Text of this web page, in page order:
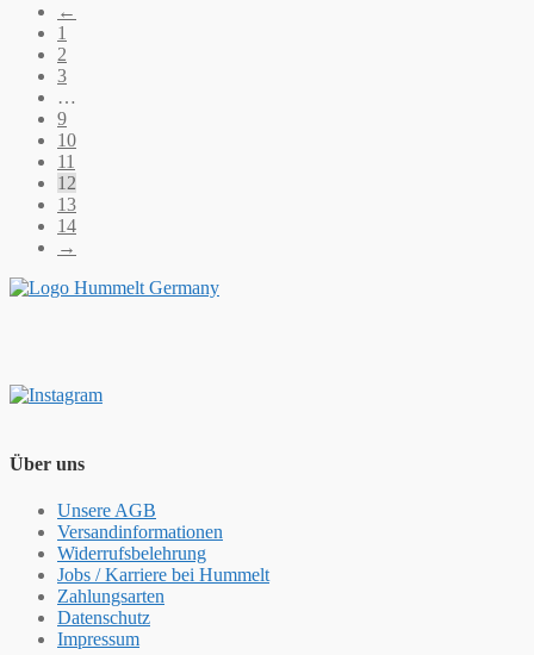
←
1
2
3
…
9
10
11
12
13
14
→
Über uns
Unsere AGB
Versandinformationen
Widerrufsbelehrung
Jobs / Karriere bei Hummelt
Zahlungsarten
Datenschutz
Impressum